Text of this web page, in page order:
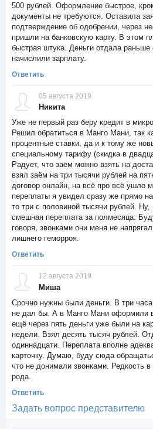
500 рублей. Оформление быстрое,
документы не требуются. Оставила
подтверждение об одобрении, через
пришли на банковскую карту. В этом
быстрая штука. Деньги отдала раньше
начислили зарплату.
Ответить
05 августа 2019
Никита
Уже не первый раз беру кредит в
Решил обратиться в Манго Мани, так
процентные ставки, да и к тому же
специальному тарифу (скидка в
Радует, что заём можно взять на
взял заём на три тысячи рублей на
договор онлайн, на всё про всё ушло
переплаты я увидел сразу же прямо
то три с половиной тысячи рублей. Ну,
смешная переплата за полмесяца.
говоря, звонками они меня не
лишнего геморроя.
Ответить
12 августа 2019
Миша
Срочно нужны были деньги. В три
не дал бы. А в Манго Мани оформили
ещё через пять деньги уже были на
недели. Взял десять тысяч рублей.
одиннадцати. Переплата вполне
карточку. Думаю, буду сюда
что не донимали звонками. Редкость в
рода.
Ответить
Задать вопрос представителю